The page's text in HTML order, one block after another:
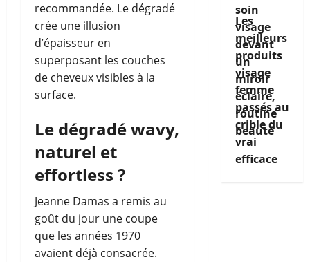
recommandée. Le dégradé
crée une illusion
d’épaisseur en
superposant les couches
de cheveux visibles à la
surface.
Le dégradé wavy,
naturel et
effortless ?
Jeanne Damas a remis au
goût du jour une coupe
que les années 1970
avaient déjà consacrée.
Les
meilleurs
produits
visage
femme
passés au
crible du
vrai
efficace